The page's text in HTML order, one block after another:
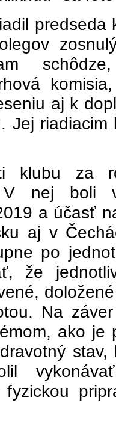
predseda
aj k
Jej
klubu za
nej boli
a účasť
aj v
po
že
Na
ako je
stav,